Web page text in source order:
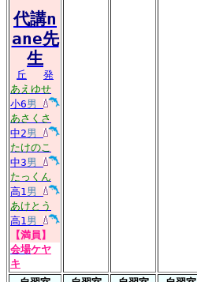
代講n
ane先
生
丘
発
あえゆせ
小6男
あさくさ
中2男
たけのこ
中3男
たっくん
高1 男
あけとう
高1 男
【満員】
会場ケヤ
キ